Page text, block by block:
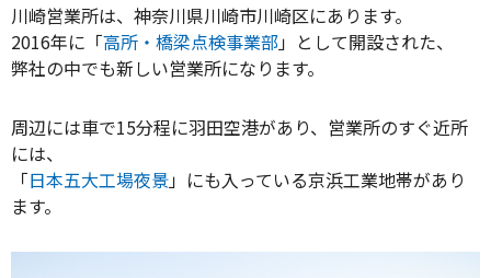
川崎営業所は、神奈川県川崎市川崎区にあります。
2016年に「高所・橋梁点検事業部」として開設された、
弊社の中でも新しい営業所になります。
周辺には車で15分程に羽田空港があり、営業所のすぐ近所
には、
「日本五大工場夜景」にも入っている京浜工業地帯があり
ます。